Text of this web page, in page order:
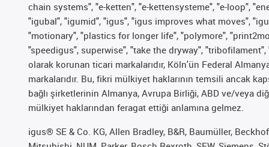
chain systems", "e-ketten", "e-kettensysteme", "e-loop",
"igubal", "igumid", "igus", "igus improves what moves",
"motionary", "plastics for longer life", "polymore",
"speedigus", superwise", "take the dryway",
olarak korunan ticari markalarıdır, Köln'ün Federal
markalarıdır. Bu, fikri mülkiyet haklarının temsili ancak
bağlı şirketlerinin Almanya, Avrupa Birliği, ABD ve/veya
mülkiyet haklarından feragat ettiği anlamına gelmez.
igus® SE & Co. KG, Allen Bradley, B&R, Baumüller,